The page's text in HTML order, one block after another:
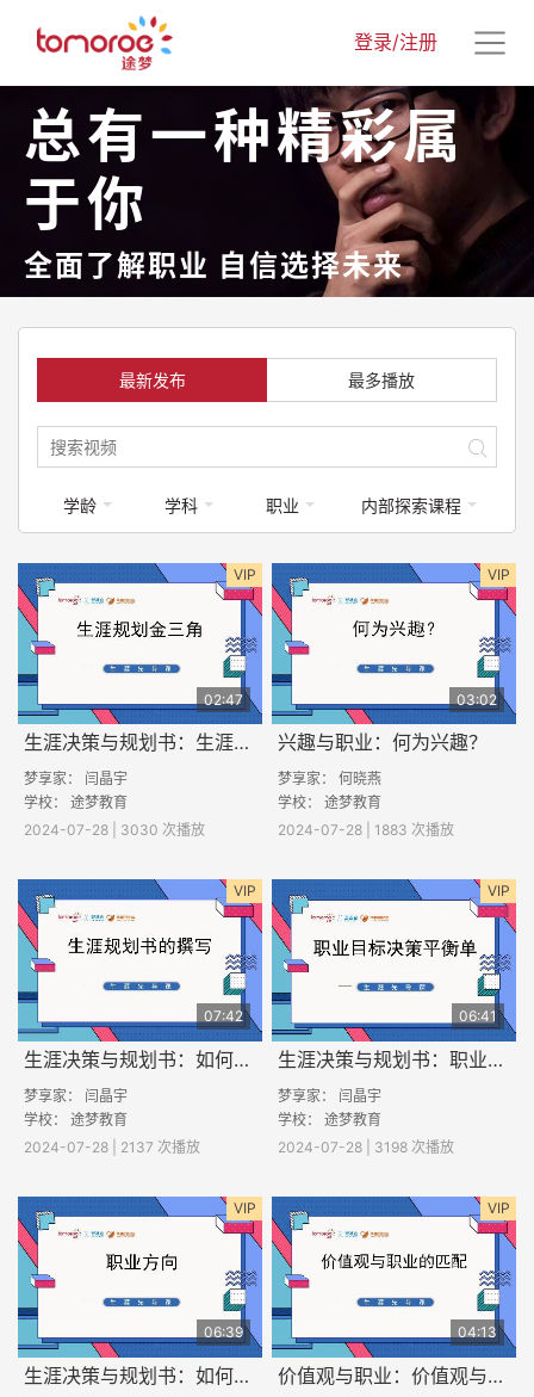
登录/注册
总有一种精彩属
于你
全面了解职业 自信选择未来
最新发布 最多播放
学龄 学科 职业 内部探索课程
VIP
02:47
生涯决策与规划书：生涯规划金三角
梦享家： 闫晶宇
学校： 途梦教育
2024-07-28 | 3030 次播放
VIP
03:02
兴趣与职业：何为兴趣？
梦享家： 何晓燕
学校： 途梦教育
2024-07-28 | 1883 次播放
VIP
07:42
生涯决策与规划书：如何撰写职业生涯规划书？
梦享家： 闫晶宇
学校： 途梦教育
2024-07-28 | 2137 次播放
VIP
06:41
生涯决策与规划书：职业目标决策平衡单
梦享家： 闫晶宇
学校： 途梦教育
2024-07-28 | 3198 次播放
VIP
06:39
生涯决策与规划书：如何找到职业方向？
VIP
04:13
价值观与职业：价值观与职业的匹配